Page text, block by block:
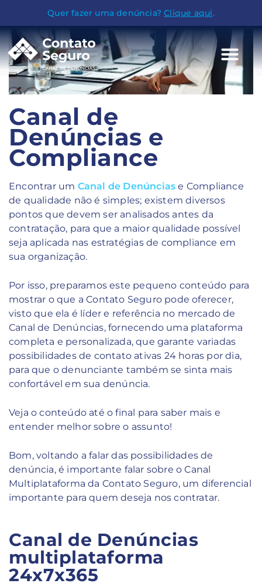
Quer fazer uma denúncia?Clique aqui.
Canal de
Denúncias e
Compliance
Encontrar um Canal de Denúncias e Compliance
de qualidade não é simples; existem diversos
pontos que devem ser analisados antes da
contratação, para que a maior qualidade possível
seja aplicada nas estratégias de compliance em
sua organização.
Por isso, preparamos este pequeno conteúdo para
mostrar o que a Contato Seguro pode oferecer,
visto que ela é líder e referência no mercado de
Canal de Denúncias, fornecendo uma plataforma
completa e personalizada, que garante variadas
possibilidades de contato ativas 24 horas por dia,
para que o denunciante também se sinta mais
confortável em sua denúncia.
Veja o conteúdo até o final para saber mais e
entender melhor sobre o assunto!
Bom, voltando a falar das possibilidades de
denúncia, é importante falar sobre o Canal
Multiplataforma da Contato Seguro, um diferencial
importante para quem deseja nos contratar.
Canal de Denúncias
multiplataforma
24x7x365